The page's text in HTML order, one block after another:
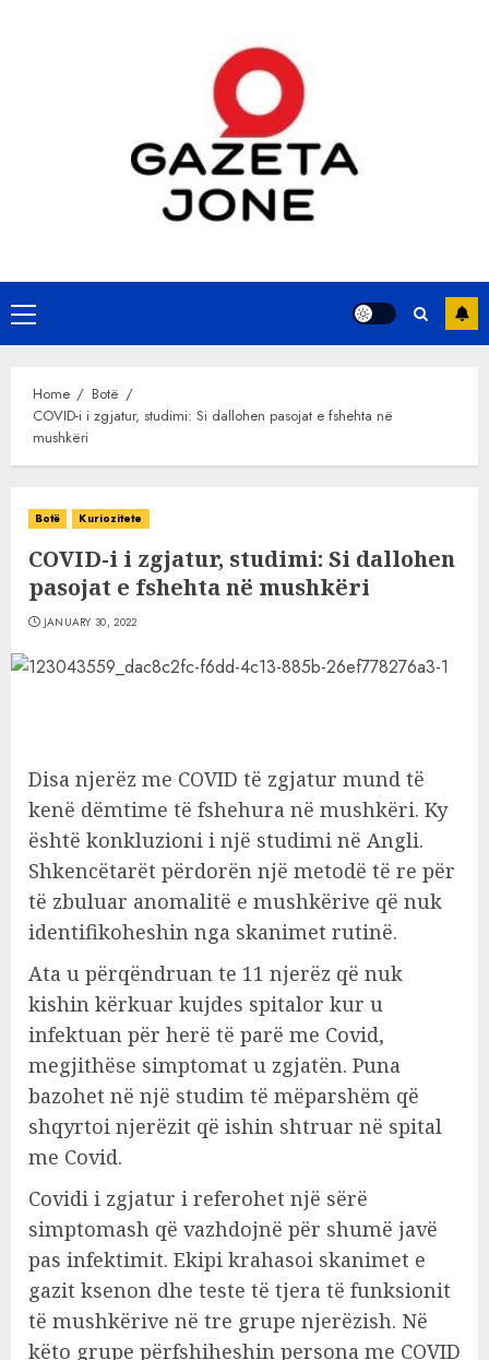
Primary
Menu
Home
Botë
COVID-i i zgjatur, studimi: Si dallohen pasojat e fshehta në
mushkëri
Botë Kuriozitete
COVID-i i zgjatur, studimi: Si dallohen
pasojat e fshehta në mushkëri
JANUARY 30, 2022
Disa njerëz me COVID të zgjatur mund të
kenë dëmtime të fshehura në mushkëri. Ky
është konkluzioni i një studimi në Angli.
Shkencëtarët përdorën një metodë të re për
të zbuluar anomalitë e mushkërive që nuk
identifikoheshin nga skanimet rutinë.
Ata u përqëndruan te 11 njerëz që nuk
kishin kërkuar kujdes spitalor kur u
infektuan për herë të parë me Covid,
megjithëse simptomat u zgjatën. Puna
bazohet në një studim të mëparshëm që
shqyrtoi njerëzit që ishin shtruar në spital
me Covid.
Covidi i zgjatur i referohet një sërë
simptomash që vazhdojnë për shumë javë
pas infektimit. Ekipi krahasoi skanimet e
gazit ksenon dhe teste të tjera të funksionit
të mushkërive në tre grupe njerëzish. Në
këto grupe përfshiheshin persona me COVID